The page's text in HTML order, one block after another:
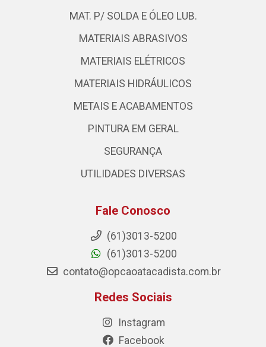
MAT. P/ SOLDA E ÓLEO LUB.
MATERIAIS ABRASIVOS
MATERIAIS ELÉTRICOS
MATERIAIS HIDRÁULICOS
METAIS E ACABAMENTOS
PINTURA EM GERAL
SEGURANÇA
UTILIDADES DIVERSAS
Fale Conosco
(61)3013-5200
(61)3013-5200
contato@opcaoatacadista.com.br
Redes Sociais
Instagram
Facebook